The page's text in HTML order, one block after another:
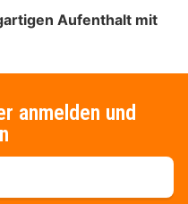
Aufenthalt mit
anmelden und